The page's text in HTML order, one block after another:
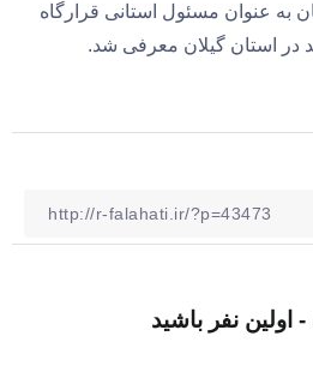
به عنوان مسئول استانی قرارگاه
در استان گیلان معرفی شد.
نفر باشید